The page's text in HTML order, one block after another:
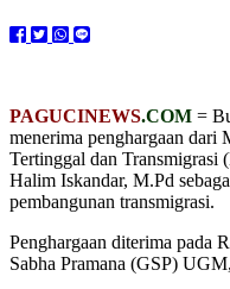
PAGUCINEWS.COM =
menerima penghargaan dari
Tertinggal dan
Halim Iskandar, M.Pd
pembangunan transmigrasi.
Penghargaan diterima pada
Sabha Pramana (GSP)